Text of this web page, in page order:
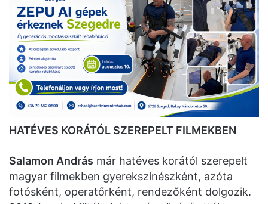
HATÉVES KORÁTÓL SZEREPELT FILMEKBEN
Salamon András már hatéves korától szerepelt
magyar filmekben gyerekszínészként, azóta
fotósként, operatőrként, rendezőként dolgozik.